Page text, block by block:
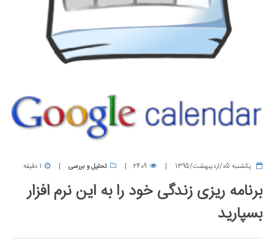
يكشنبه 05/اردیبهشت/1395 2409 تحلیل و بررسی 1 دقیقه
برنامه ریزی زندگی خود را به این نرم افزار
بسپارید